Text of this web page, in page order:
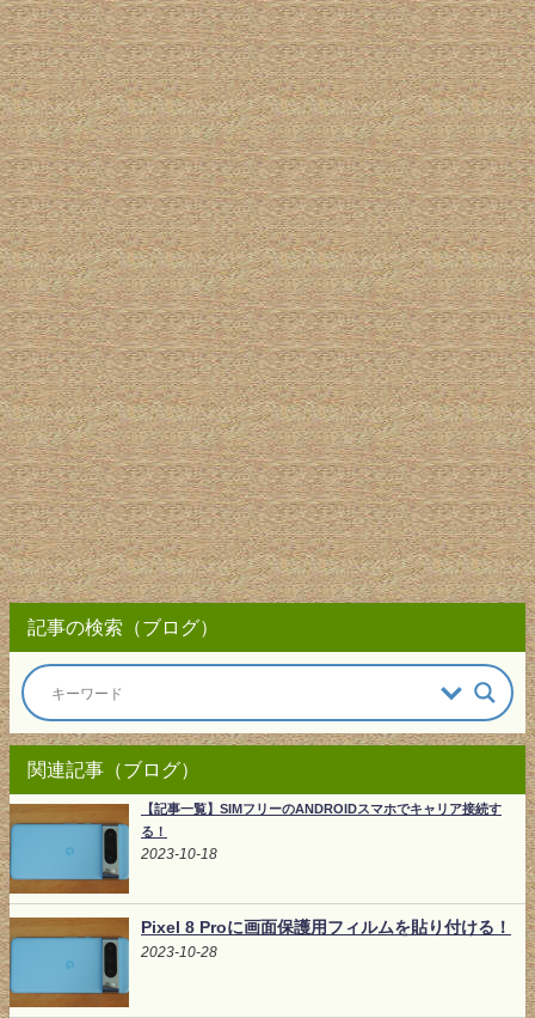
記事の検索（ブログ）
関連記事（ブログ）
【記事一覧】SIMフリーのANDROIDスマホでキャリア接続す
る！
2023-10-18
Pixel 8 Proに画面保護用フィルムを貼り付ける！
2023-10-28